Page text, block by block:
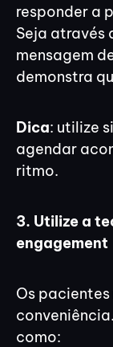
responder a
Seja através
mensagem
demonstra
Dica: utilize
agendar
ritmo.
3. Utilize a
engagement
Os
conveniência.
como: